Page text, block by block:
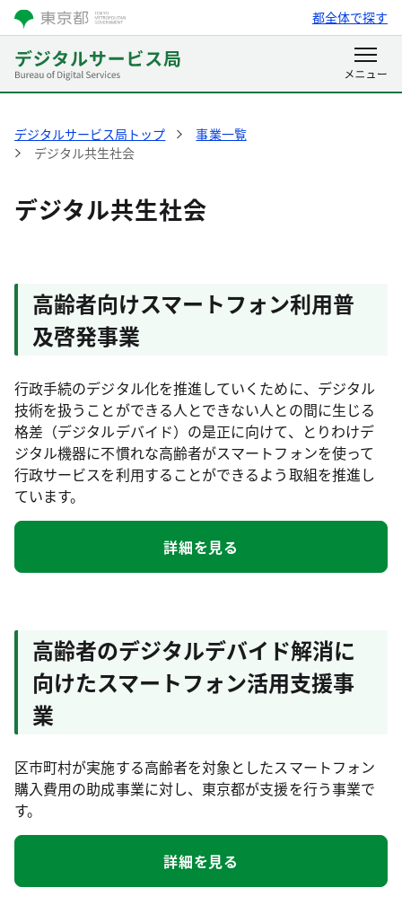
都全体で探す
デジタルサービス局トップ
事業一覧
デジタル共生社会
デジタル共生社会
高齢者向けスマートフォン利用普
及啓発事業
行政手続のデジタル化を推進していくために、デジタル
技術を扱うことができる人とできない人との間に生じる
格差（デジタルデバイド）の是正に向けて、とりわけデ
ジタル機器に不慣れな高齢者がスマートフォンを使って
行政サービスを利用することができるよう取組を推進し
ています。
詳細を見る
高齢者のデジタルデバイド解消に
向けたスマートフォン活用支援事
業
区市町村が実施する高齢者を対象としたスマートフォン
購入費用の助成事業に対し、東京都が支援を行う事業で
す。
詳細を見る